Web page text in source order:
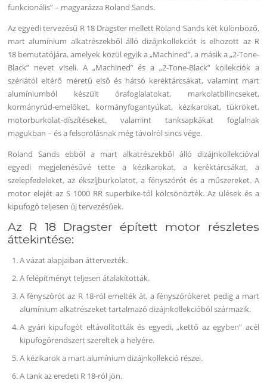
funkcionális” – magyarázza Roland Sands.
Az egyedi tervezésű R 18 Dragster mellett Roland Sands két különböző,
mart alumínium alkatrészekből álló dizájnkollekciót is elhozott az R
18 bemutatójára, amelyek közül egyik a „Machined”, a másik a „2-Tone-
Black” nevet viseli. A „Machined” és a „2-Tone-Black” kollekciók a
szériától eltérő méretű első és hátsó keréktárcsákat, valamint mart
alumíniumból készült órafoglalatokat, markolatbilincseket,
kormányrúd-emelőket, kormányfogantyúkat, kézikarokat, tükröket,
motorburkolat-díszítéseket, valamint tanksapkákat foglalnak
magukban – és a felsorolásnak még távolról sincs vége.
Roland Sands ebből a mart alkatrészekből álló dizájnkollekcióval
egyedi megjelenésűvé tette a kézikarokat, a keréktárcsákat, a
szelepfedeleket, az ékszíjburkolatot, a fényszórót és a műszereket. A
motor elejét az S 1000 RR superbike-tól kölcsönözték. Az ülések és a
kipufogó teljesen új tervezésűek.
Az R 18 Dragster épített motor részletes
áttekintése:
A vázat alapjaiban áttervezték.
A felépítményt teljesen átalakították.
A fényszórót az R 18-ról emelték át, a fényszórókeret pedig a mart
alumínium alkatrészeket tartalmazó dizájnkollekcióból származik.
A gyári kipufogót eltávolították és egyedi, „kettő az egyben” acél
kipufogórendszert szereltek a helyére.
A kézikarok a mart alumínium dizájnkollekció részei.
A tank az eredeti R 18-ról jön.